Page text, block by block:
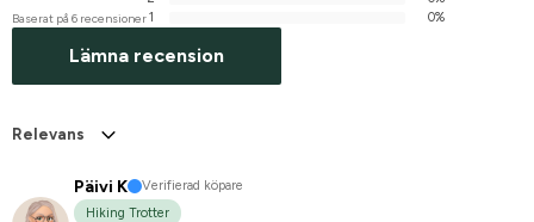
Baserat på 6 recensioner1
0%
Lämna recension
Relevans
Päivi K
Verifierad köpare
Hiking Trotter